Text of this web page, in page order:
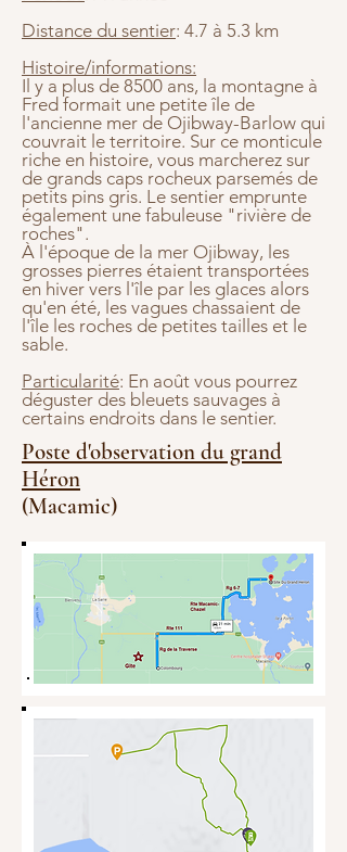
Distance du sentier: 4.7 à 5.3 km
Histoire/informations:
Il y a plus de 8500 ans, la montagne à
Fred formait une petite île de
l'ancienne mer de Ojibway-Barlow qui
couvrait le territoire. Sur ce monticule
riche en histoire, vous marcherez sur
de grands caps rocheux parsemés de
petits pins gris. Le sentier emprunte
également une fabuleuse "rivière de
roches".
À l'époque de la mer Ojibway, les
grosses pierres étaient transportées
en hiver vers l'île par les glaces alors
qu'en été, les vagues chassaient de
l'île les roches de petites tailles et le
sable.
Particularité: En août vous pourrez
déguster des bleuets sauvages à
certains endroits dans le sentier.
Poste d'observation du grand
Héron
(Macamic)